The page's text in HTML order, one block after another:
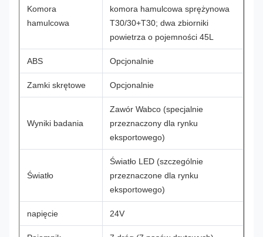
Komora
hamulcowa
komora hamulcowa sprężynowa
T30/30+T30; dwa zbiorniki
powietrza o pojemności 45L
ABS Opcjonalnie
Zamki skrętowe Opcjonalnie
Wyniki badania
Zawór Wabco (specjalnie
przeznaczony dla rynku
eksportowego)
Światło
Światło LED (szczególnie
przeznaczone dla rynku
eksportowego)
napięcie 24V